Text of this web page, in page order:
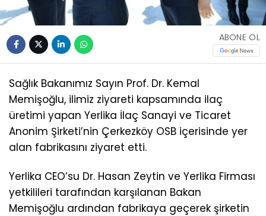
ABONE OL
Sağlık Bakanımız Sayın Prof. Dr. Kemal
Memişoğlu, ilimiz ziyareti kapsamında ilaç
üretimi yapan Yerlika İlaç Sanayi ve Ticaret
Anonim Şirketi’nin Çerkezköy OSB içerisinde yer
alan fabrikasını ziyaret etti.
Yerlika CEO’su Dr. Hasan Zeytin ve Yerlika Firması
yetkilileri tarafından karşılanan Bakan
Memişoğlu ardından fabrikaya geçerek şirketin